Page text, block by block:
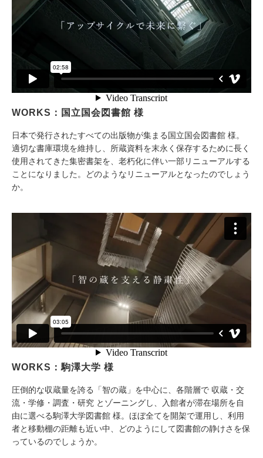
WORKS：国立国会図書館 様
日本で発行されたすべての出版物が集まる国立国会図書館 様。
適切な書庫環境を維持し、所蔵資料を末永く保存するために長く
使用されてきた集密書架を、老朽化に伴い一部リニューアルする
ことになりました。どのようなリニューアルとなったのでしょう
か。
WORKS：駒澤大学 様
圧倒的な収蔵量を誇る「智の蔵」を中心に、各階層で 収蔵・交
流・学修・調査・研究 とゾーニングし、入館者が滞在場所を自
由に選べる駒澤大学図書館 様。ほぼ全てを開架で運用し、利用
者と移動棚の距離も近い中、どのようにして図書館の静けさを保
っているのでしょうか。